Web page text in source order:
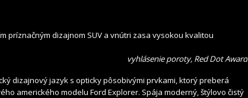
príznačným dizajnom SUV a vnútri zasa vysokou kvalitou
vyhlásenie poroty, Red Dot Award
dizajnový jazyk s opticky pôsobivými prvkami, ktorý preberá
amerického modelu Ford Explorer. Spája moderný, štýlovo čistý